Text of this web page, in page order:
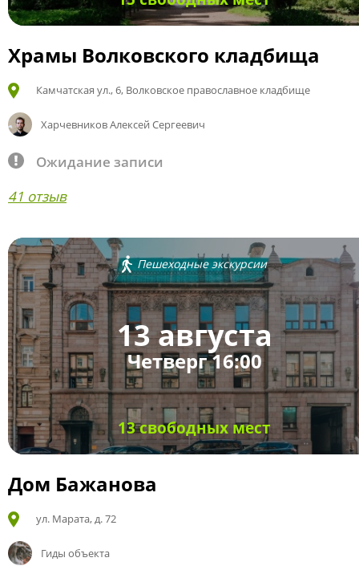
Храмы Волковского кладбища
Камчатская ул., 6, Волковское православное кладбище
Харчевников Алексей Сергеевич
Ожидание записи
41 отзыв
Пешеходные экскурсии
13 августа
Четверг 16:00
13 свободных мест
Дом Бажанова
ул. Марата, д. 72
Гиды объекта